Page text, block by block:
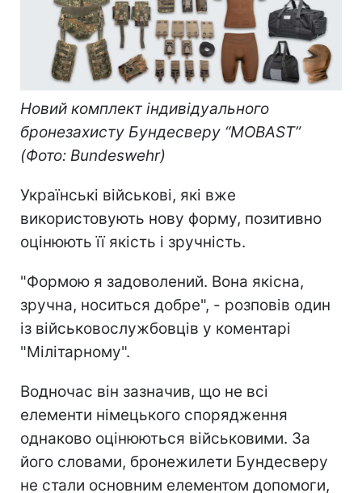
Новий комплект індивідуального
бронезахисту Бундесверу “MOBAST”
(Фото: Bundeswehr)
Українські військові, які вже
використовують нову форму, позитивно
оцінюють її якість і зручність.
"Формою я задоволений. Вона якісна,
зручна, носиться добре", - розповів один
із військовослужбовців у коментарі
"Мілітарному".
Водночас він зазначив, що не всі
елементи німецького спорядження
однаково оцінюються військовими. За
його словами, бронежилети Бундесверу
не стали основним елементом допомоги,